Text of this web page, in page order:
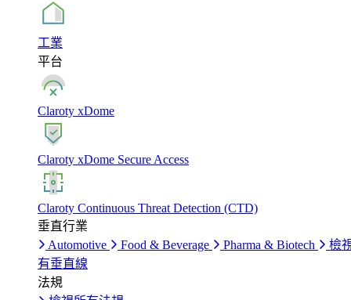
工業
平台
Claroty xDome
Claroty xDome Secure Access
Claroty Continuous Threat Detection (CTD)
垂直行業
Automotive
Food & Beverage Pharma & Biotech
檢
有垂直線
法規